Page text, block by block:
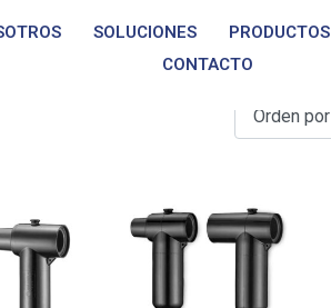
SOLUCIONES PRODUCTOS
CONTACTO
1250A